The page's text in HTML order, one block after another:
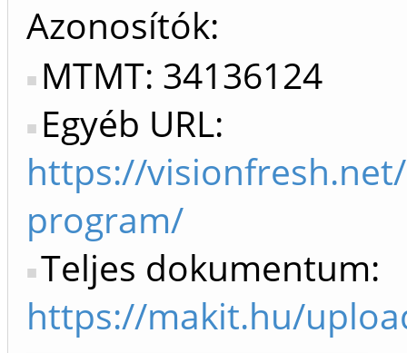
Azonosítók
MTMT: 34136124
Egyéb URL:
https://
program/
Teljes dokumentum:
https://makit.hu/